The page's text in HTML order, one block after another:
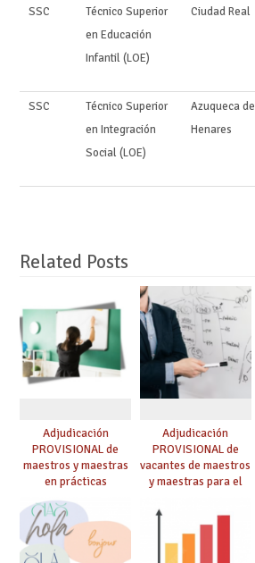
SSC
Técnico Superior
en Educación
Infantil (LOE)
Ciudad Real
SSC
Técnico Superior
en Integración
Social (LOE)
Azuqueca de
Henares
Related Posts
Adjudicación
PROVISIONAL de
maestros y maestras
en prácticas
Adjudicación
PROVISIONAL de
vacantes de maestros
y maestras para el